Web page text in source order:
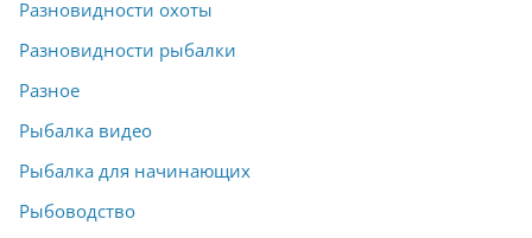
Разновидности охоты
Разновидности рыбалки
Разное
Рыбалка видео
Рыбалка для начинающих
Рыбоводство